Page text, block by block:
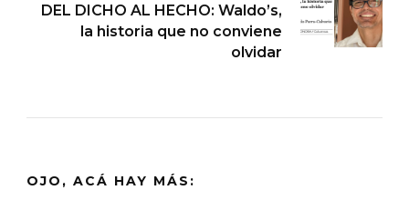
DEL DICHO AL HECHO: Waldo’s,
la historia que no conviene
olvidar
OJO, ACÁ HAY MÁS: